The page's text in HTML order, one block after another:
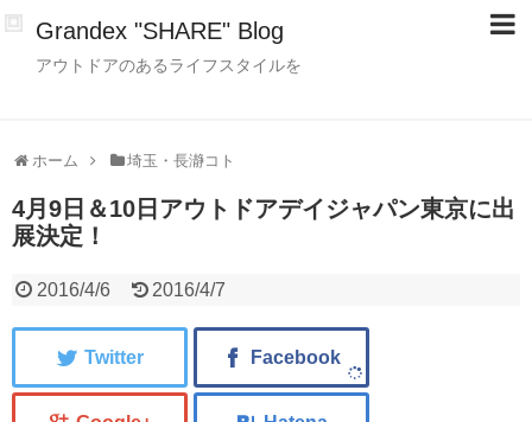
Grandex "SHARE" Blog
アウトドアのあるライフスタイルを
ホーム 埼玉・長瀞コト
4月9日＆10日アウトドアデイジャパン東京に出
展決定！
2016/4/6 2016/4/7